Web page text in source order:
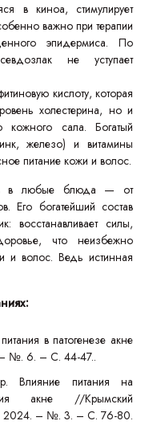
в киноа, стимулирует
важно при терапии
эпидермиса. По
не уступает
кислоту, которая
холестерина, но и
кожного сала. Богатый
железо) и витамины
питание кожи и волос.
в любые блюда — от
Его богатейший состав
восстанавливает силы,
что неизбежно
и волос. Ведь истинная
в патогенезе акне
№. 6. – С. 44-47..
питания на
акне //Крымский
– 2024. – №. 3. – С. 76-80.